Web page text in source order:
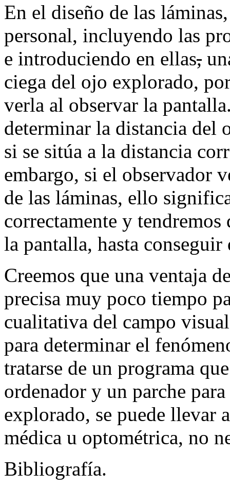
En el diseño de las
personal, incluyendo las
e introduciendo en ellas,
ciega del ojo explorado,
verla al observar la
determinar la distancia del
si se sitúa a la distancia
embargo, si el observador
de las láminas, ello
correctamente y
la pantalla, hasta
Creemos que una ventaja
precisa muy poco tiempo
cualitativa del campo
para determinar el
tratarse de un programa
ordenador y un parche
explorado, se puede llevar
médica u optométrica, no
Bibliografía.